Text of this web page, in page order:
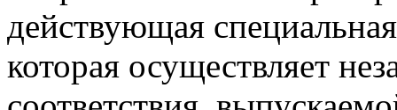
действующая
которая осуществляет